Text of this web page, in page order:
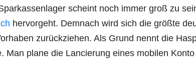
scheint noch immer groß zu
her­vor­geht. Dem­nach wird sich die größ­te
zurück­zie­hen. Als Grund nennt die
Man pla­ne die Lan­cie­rung eines mobi­len